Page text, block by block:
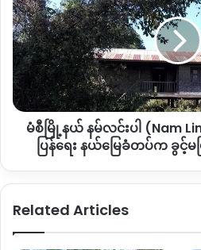
TAT ရုံးကို ငြိမ်းချမ်းရေးဆိုင်ရာလုပ်
နှစ်တွင် ဖွဲ့စည်းခဲ့ပြီး လက်ရှိချိန်ထိ မြစ်
တွင် ရုံးတည်ရှိသည်။
သမ္မတဟောင်း ဦးသိန်းစိန်လက်ထက် င
အထောက်အကူပြုရန် တရားဝင်ဖွ
အချိန်အထိလည်း ဆက်လက်တည်ရှိနေ
ငြိမ်းချမ်းရေးအကျိုးဆောင်အဖွဲ့
သည်။
“စစ်တပ်ကတော့ တရားမဝင်တော့ဘူး
လည်း အစိုးရအနေနဲ့ ဒီအပေါ်မှာ
ဆိုင်
တစ်
ခု
ကို
အရေးယူ
ထား
မြို့နယ်
န
မ်
လင်း
ပါ
(Nam
Lim
Pa)
ဒေသခံ
ရေး
မံစီမြို့နယ် နမ်လင်းပါ (Nam
ပြန်ရေး နယ်မြေခံတပ်က ခွင့်မ
Related Articles